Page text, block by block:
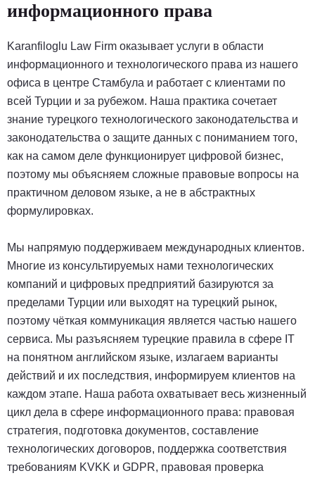
информационного права
Karanfiloglu Law Firm оказывает услуги в области
информационного и технологического права из нашего
офиса в центре Стамбула и работает с клиентами по
всей Турции и за рубежом. Наша практика сочетает
знание турецкого технологического законодательства и
законодательства о защите данных с пониманием того,
как на самом деле функционирует цифровой бизнес,
поэтому мы объясняем сложные правовые вопросы на
практичном деловом языке, а не в абстрактных
формулировках.
Мы напрямую поддерживаем международных клиентов.
Многие из консультируемых нами технологических
компаний и цифровых предприятий базируются за
пределами Турции или выходят на турецкий рынок,
поэтому чёткая коммуникация является частью нашего
сервиса. Мы разъясняем турецкие правила в сфере IT
на понятном английском языке, излагаем варианты
действий и их последствия, информируем клиентов на
каждом этапе. Наша работа охватывает весь жизненный
цикл дела в сфере информационного права: правовая
стратегия, подготовка документов, составление
технологических договоров, поддержка соответствия
требованиям KVKK и GDPR, правовая проверка